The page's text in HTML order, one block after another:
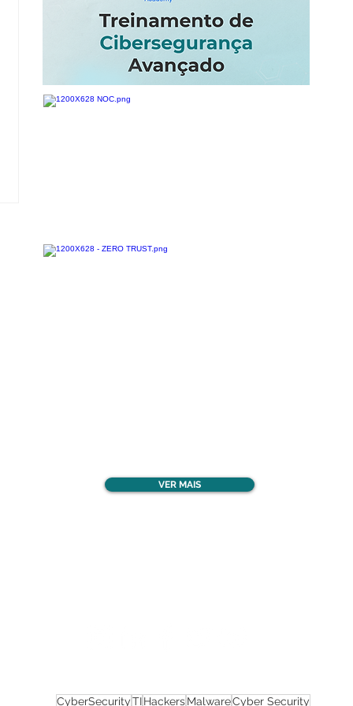
VER MAIS
CyberSecurityTI Hackers MalwareCyber Security